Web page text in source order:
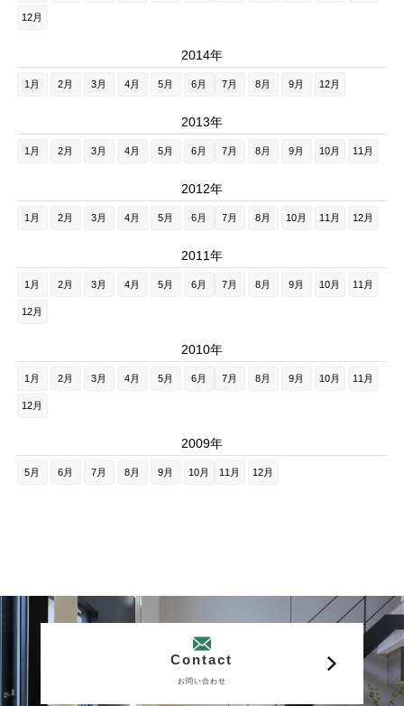
12月
2014年
1月 2月 3月 4月 5月 6月 7月 8月 9月 12月
2013年
1月 2月 3月 4月 5月 6月 7月 8月 9月 10月 11月
2012年
1月 2月 3月 4月 5月 6月 7月 8月 10月 11月 12月
2011年
1月 2月 3月 4月 5月 6月 7月 8月 9月 10月 11月
12月
2010年
1月 2月 3月 4月 5月 6月 7月 8月 9月 10月 11月
12月
2009年
5月 6月 7月 8月 9月 10月 11月 12月
Contact
お問い合わせ